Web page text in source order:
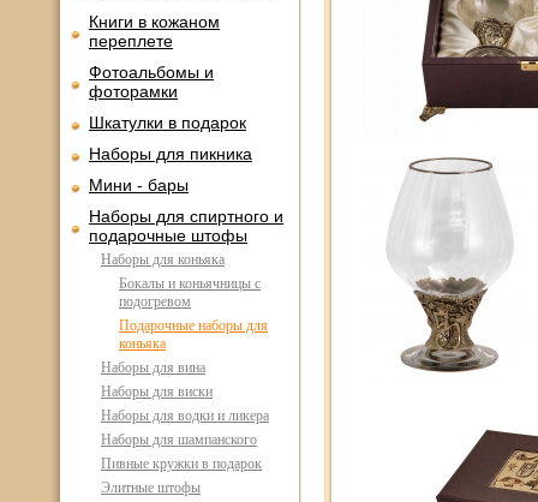
Книги в кожаном
переплете
Фотоальбомы и
фоторамки
Шкатулки в подарок
Наборы для пикника
Мини - бары
Наборы для спиртного и
подарочные штофы
Наборы для коньяка
Бокалы и коньячницы с
подогревом
Подарочные наборы для
коньяка
Наборы для вина
Наборы для виски
Наборы для водки и ликера
Наборы для шампанского
Пивные кружки в подарок
Элитные штофы